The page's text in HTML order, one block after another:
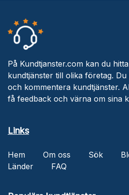
På Kundtjanster.com kan du
kundtjänster till olika företag.
och kommentera kundtjänster.
få feedback och värna om sina
Links
Hem Om oss Sök
Länder
FAQ